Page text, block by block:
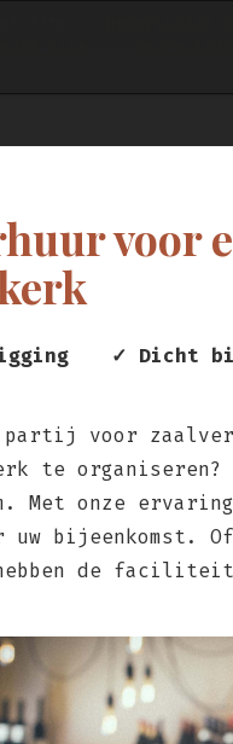
site.
voor
✓ Dicht
voor
te
Met onze
uw bijeenkomst.
de